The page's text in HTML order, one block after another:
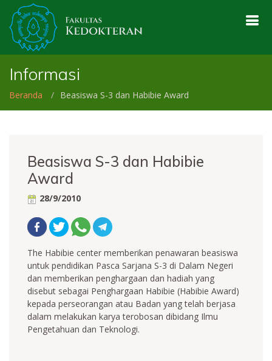
Informasi
Beranda Beasiswa S-3 dan Habibie Award
Beasiswa S-3 dan Habibie
Award
28/9/2010
The Habibie center memberikan penawaran beasiswa
untuk pendidikan Pasca Sarjana S-3 di Dalam Negeri
dan memberikan penghargaan dan hadiah yang
disebut sebagai Penghargaan Habibie (Habibie Award)
kepada perseorangan atau Badan yang telah berjasa
dalam melakukan karya terobosan dibidang Ilmu
Pengetahuan dan Teknologi.